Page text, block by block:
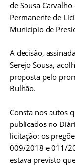
de Sousa
Permanente de
Município de
A decisão,
Serejo Sousa,
proposta pelo
Bulhão.
Consta nos autos
publicados no
licitação: os
009/2018 e 011/
estava previsto